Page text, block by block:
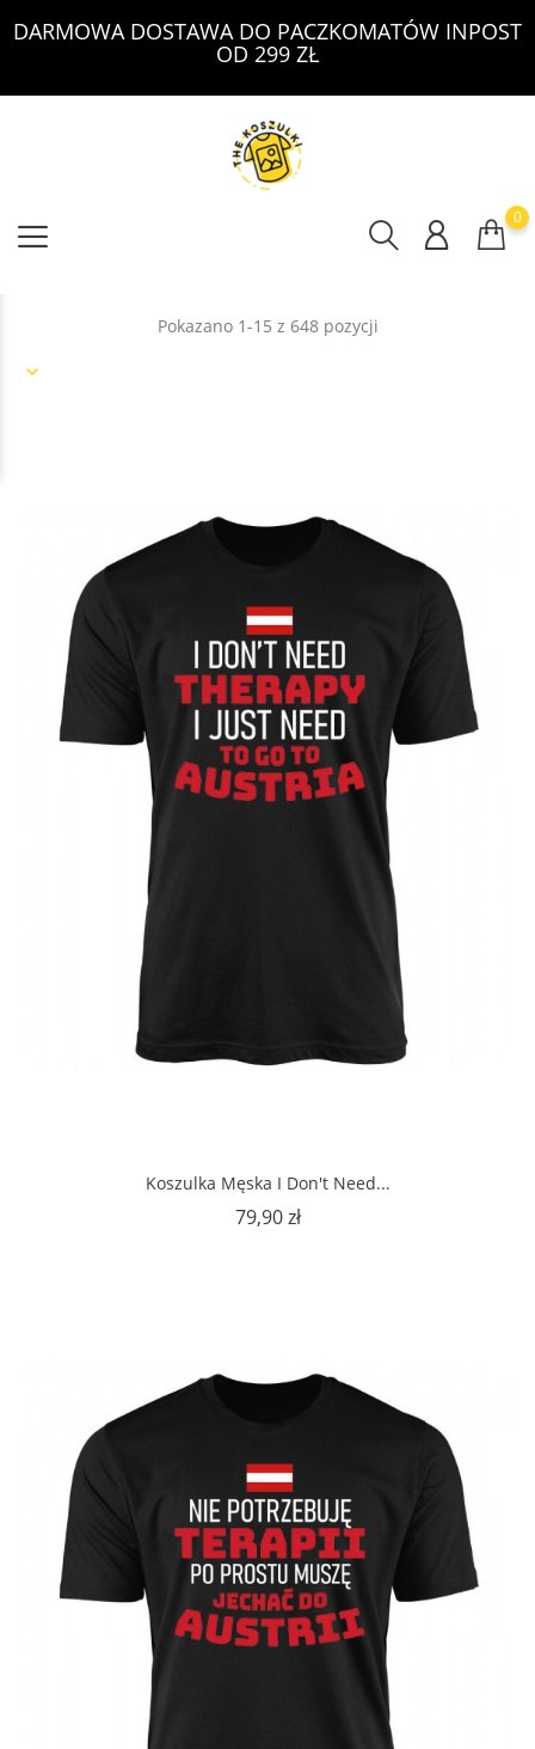
DARMOWA DOSTAWA DO PACZKOMATÓW INPOST
OD 299 ZŁ
0
Pokazano 1-15 z 648 pozycji
Koszulka Męska I Don't Need...
79,90 złCena